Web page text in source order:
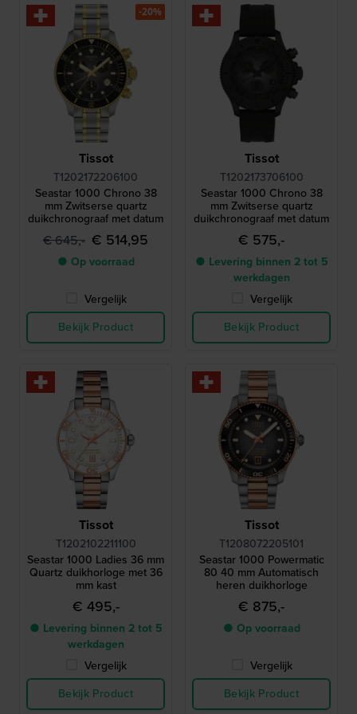
Tissot
T1202172206100
Seastar 1000 Chrono 38
mm Zwitserse quartz
duikchronograaf met datum
€ 645,- € 514,95
● Op voorraad
Vergelijk
Bekijk Product
-20%
Tissot
T1202173706100
Seastar 1000 Chrono 38
mm Zwitserse quartz
duikchronograaf met datum
€ 575,-
● Levering binnen 2 tot 5
werkdagen
Vergelijk
Bekijk Product
Tissot
T1202102211100
Seastar 1000 Ladies 36 mm
Quartz duikhorloge met 36
mm kast
€ 495,-
● Levering binnen 2 tot 5
werkdagen
Vergelijk
Bekijk Product
Tissot
T1208072205101
Seastar 1000 Powermatic
80 40 mm Automatisch
heren duikhorloge
€ 875,-
● Op voorraad
Vergelijk
Bekijk Product